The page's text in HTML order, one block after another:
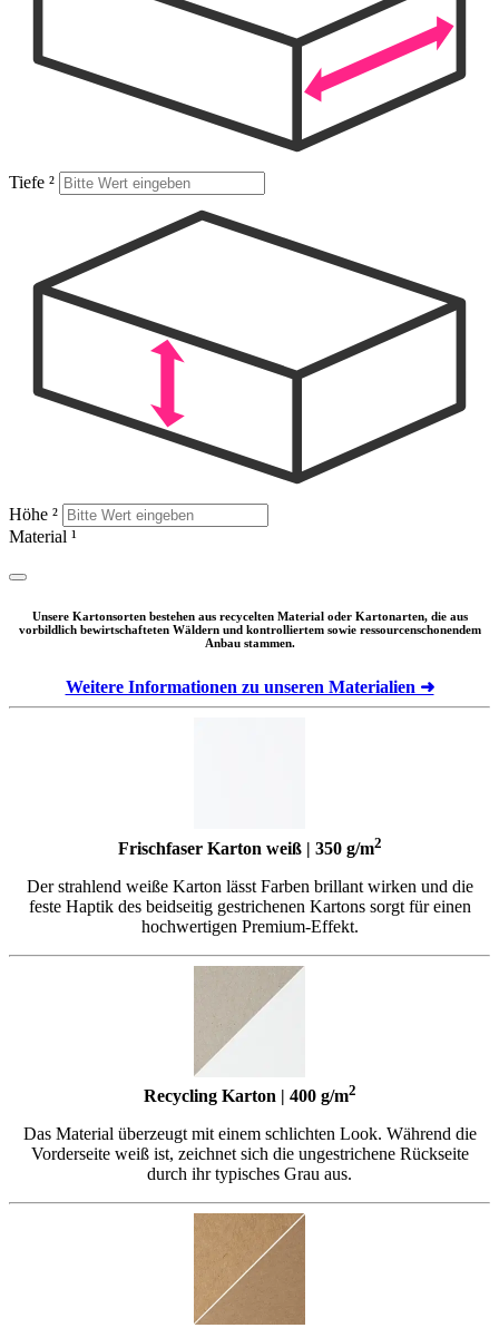
Tiefe ²
Höhe ²
Material ¹
Unsere Kartonsorten bestehen aus recycelten Material oder Kartonarten, die aus
vorbildlich bewirtschafteten Wäldern und kontrolliertem sowie ressourcenschonendem
Anbau stammen.
Weitere Informationen zu unseren Materialien ➜
Frischfaser Karton weiß | 350 g/m2
Der strahlend weiße Karton lässt Farben brillant wirken und die
feste Haptik des beidseitig gestrichenen Kartons sorgt für einen
hochwertigen Premium-Effekt.
Recycling Karton | 400 g/m2
Das Material überzeugt mit einem schlichten Look. Während die
Vorderseite weiß ist, zeichnet sich die ungestrichene Rückseite
durch ihr typisches Grau aus.